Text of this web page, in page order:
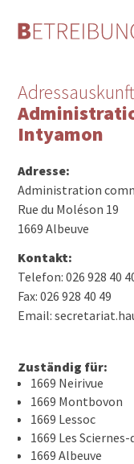
Intyamon
Adresse:
Administration
Rue du Moléson 19
1669 Albeuve
Kontakt:
Telefon: 026 928 40
Fax: 026 928 40 49
Email:
Zuständig für:
1669 Neirivue
1669 Montbovon
1669 Lessoc
1669 Les
1669 Albeuve